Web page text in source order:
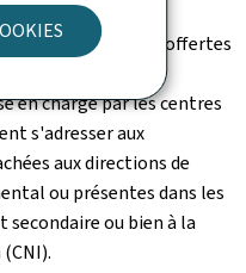
de prestations
qui sont offertes
l'enseignement
en charge par les centres
s'adresser aux
aux directions de
ou présentes dans les
ou bien à la